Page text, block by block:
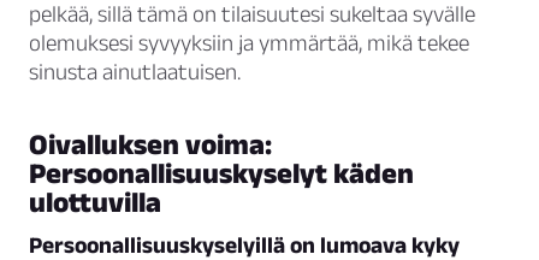
pelkää, sillä tämä on tilaisuutesi sukeltaa syvälle
olemuksesi syvyyksiin ja ymmärtää, mikä tekee
sinusta ainutlaatuisen.
Oivalluksen voima:
Persoonallisuuskyselyt käden
ulottuvilla
Persoonallisuuskyselyillä on lumoava kyky